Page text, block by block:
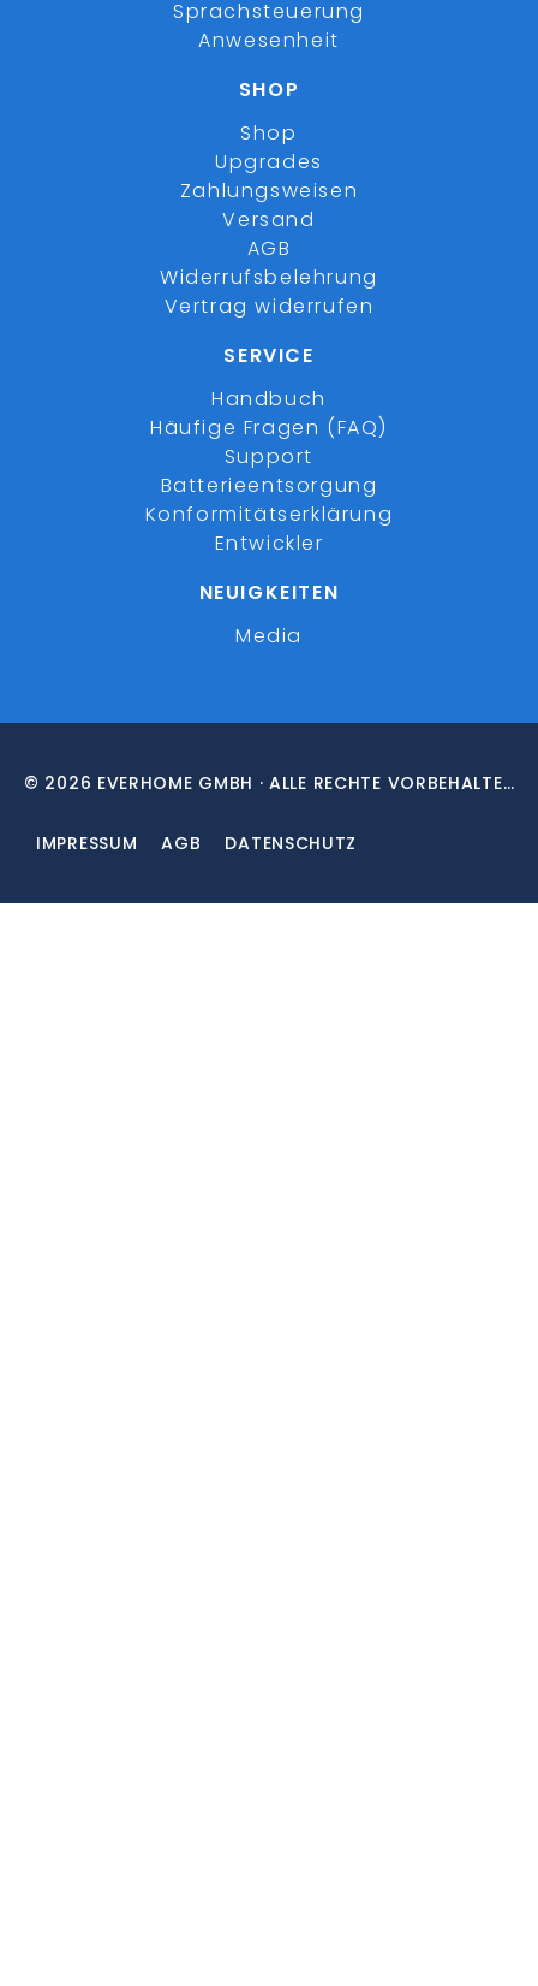
Sprachsteuerung
Anwesenheit
SHOP
Shop
Upgrades
Zahlungsweisen
Versand
AGB
Widerrufsbelehrung
Vertrag widerrufen
SERVICE
Handbuch
Häufige Fragen (FAQ)
Support
Batterieentsorgung
Konformitätserklärung
Entwickler
NEUIGKEITEN
Media
© 2026 EVERHOME GMBH · ALLE RECHTE VORBEHALTEN
IMPRESSUM AGB DATENSCHUTZ